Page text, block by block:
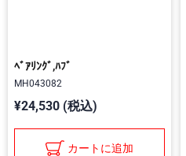
ﾍﾞｱﾘﾝｸﾞ,ﾊﾌﾞ
MH043082
¥24,530 (税込)
カートに追加